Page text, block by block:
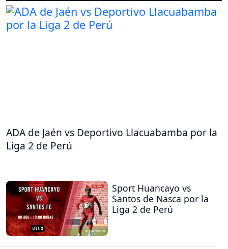
ADA de Jaén vs Deportivo Llacuabamba por la
Liga 2 de Perú
Sport Huancayo vs
Santos de Nasca por la
Liga 2 de Perú